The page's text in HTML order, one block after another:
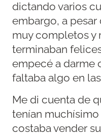
dictando varios
embargo, a pesar
muy completos y
terminaban
empecé a darme
faltaba algo en
Me di cuenta de
tenían
costaba vender